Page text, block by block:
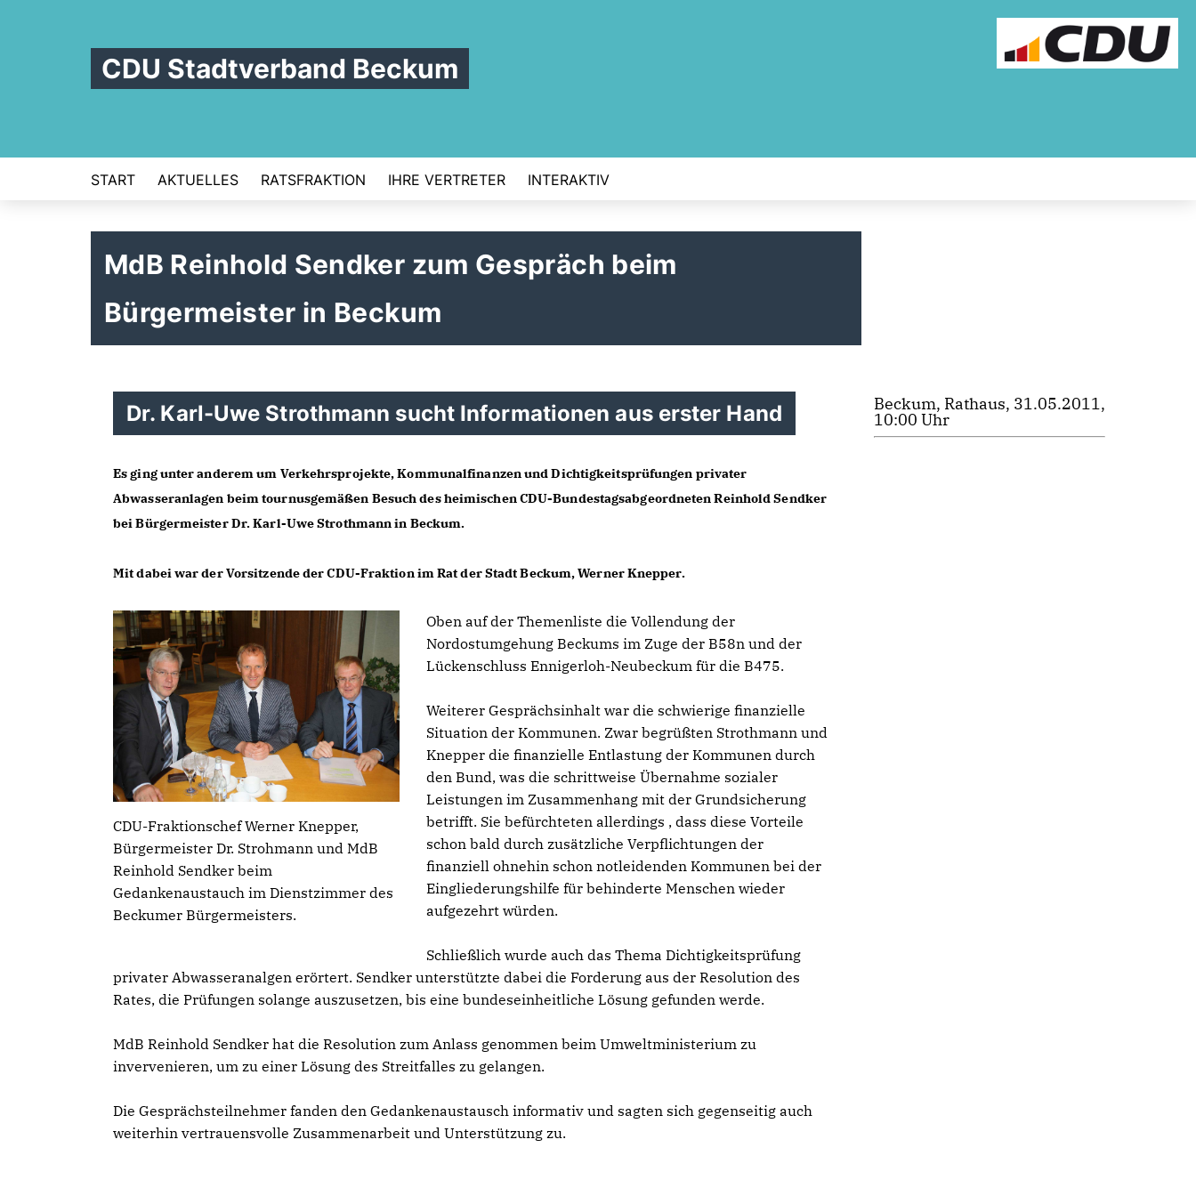
CDU Stadtverband Beckum
START AKTUELLES RATSFRAKTION IHRE VERTRETER INTERAKTIV
MdB Reinhold Sendker zum Gespräch beim
Bürgermeister in Beckum
Dr. Karl-Uwe Strothmann sucht Informationen aus erster Hand
Es ging unter anderem um Verkehrsprojekte, Kommunalfinanzen und Dichtigkeitsprüfungen privater
Abwasseranlagen beim tournusgemäßen Besuch des heimischen CDU-Bundestagsabgeordneten Reinhold Sendker
bei Bürgermeister Dr. Karl-Uwe Strothmann in Beckum.
Mit dabei war der Vorsitzende der CDU-Fraktion im Rat der Stadt Beckum, Werner Knepper.
CDU-Fraktionschef Werner Knepper,
Bürgermeister Dr. Strohmann und MdB
Reinhold Sendker beim
Gedankenaustauch im Dienstzimmer des
Beckumer Bürgermeisters.
Oben auf der Themenliste die Vollendung der
Nordostumgehung Beckums im Zuge der B58n und der
Lückenschluss Ennigerloh-Neubeckum für die B475.
Weiterer Gesprächsinhalt war die schwierige finanzielle
Situation der Kommunen. Zwar begrüßten Strothmann und
Knepper die finanzielle Entlastung der Kommunen durch
den Bund, was die schrittweise Übernahme sozialer
Leistungen im Zusammenhang mit der Grundsicherung
betrifft. Sie befürchteten allerdings , dass diese Vorteile
schon bald durch zusätzliche Verpflichtungen der
finanziell ohnehin schon notleidenden Kommunen bei der
Eingliederungshilfe für behinderte Menschen wieder
aufgezehrt würden.
Schließlich wurde auch das Thema Dichtigkeitsprüfung
privater Abwasseranalgen erörtert. Sendker unterstützte dabei die Forderung aus der Resolution des
Rates, die Prüfungen solange auszusetzen, bis eine bundeseinheitliche Lösung gefunden werde.
MdB Reinhold Sendker hat die Resolution zum Anlass genommen beim Umweltministerium zu
invervenieren, um zu einer Lösung des Streitfalles zu gelangen.
Die Gesprächsteilnehmer fanden den Gedankenaustausch informativ und sagten sich gegenseitig auch
weiterhin vertrauensvolle Zusammenarbeit und Unterstützung zu.
Beckum, Rathaus, 31.05.2011,
10:00 Uhr